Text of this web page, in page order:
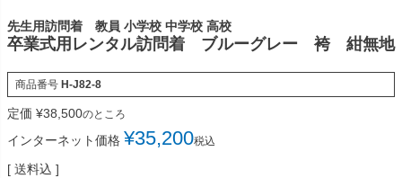
先生用訪問着 教員 小学校 中学校 高校
卒業式用レンタル訪問着 ブルーグレー 袴 紺無地
商品番号 H-J82-8
定価 ¥38,500のところ
インターネット価格 ¥35,200税込
送料込